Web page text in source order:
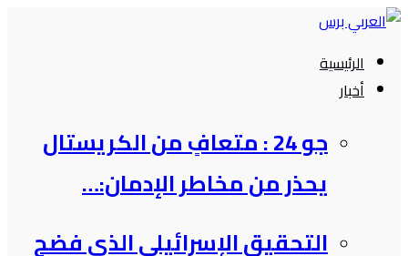
التجاوز
المحتوىالرئيسية
أخبار
جو 24 : متعافٍ من الكريستال
يحذر من مخاطر الإدمان:…
التحقيق الإسرائيلي الذي فضح